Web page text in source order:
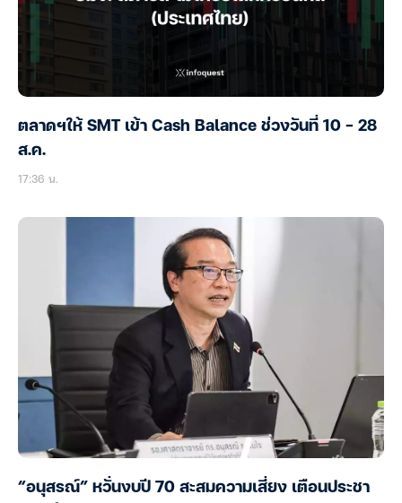
ตลาดฯให้ SMT เข้า Cash Balance ช่วงวันที่ 10 – 28
ส.ค.
17:36 น.
“อนุสรณ์” หวั่นงบปี 70 สะสมความเสี่ยง เตือนประชา